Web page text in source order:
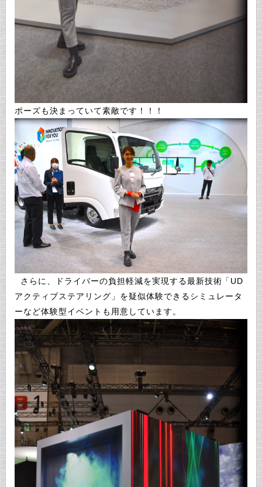
ポーズも決まっていて素敵です！！！
アクティブステアリング」を疑似体験できるシミュレータ
ーなど体験型イベントも用意しています。